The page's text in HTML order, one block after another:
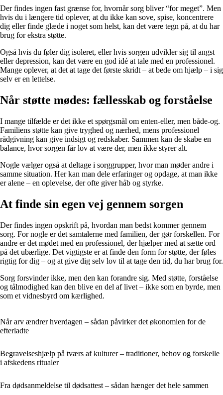
Der findes ingen fast grænse for, hvornår sorg bliver “for meget”. Men
hvis du i længere tid oplever, at du ikke kan sove, spise, koncentrere
dig eller finde glæde i noget som helst, kan det være tegn på, at du har
brug for ekstra støtte.
Også hvis du føler dig isoleret, eller hvis sorgen udvikler sig til angst
eller depression, kan det være en god idé at tale med en professionel.
Mange oplever, at det at tage det første skridt – at bede om hjælp – i sig
selv er en lettelse.
Når støtte mødes: fællesskab og forståelse
I mange tilfælde er det ikke et spørgsmål om enten-eller, men både-og.
Familiens støtte kan give tryghed og nærhed, mens professionel
rådgivning kan give indsigt og redskaber. Sammen kan de skabe en
balance, hvor sorgen får lov at være der, men ikke styrer alt.
Nogle vælger også at deltage i sorggrupper, hvor man møder andre i
samme situation. Her kan man dele erfaringer og opdage, at man ikke
er alene – en oplevelse, der ofte giver håb og styrke.
At finde sin egen vej gennem sorgen
Der findes ingen opskrift på, hvordan man bedst kommer gennem
sorg. For nogle er det samtalerne med familien, der gør forskellen. For
andre er det mødet med en professionel, der hjælper med at sætte ord
på det ubærlige. Det vigtigste er at finde den form for støtte, der føles
rigtig for dig – og at give dig selv lov til at tage den tid, du har brug for.
Sorg forsvinder ikke, men den kan forandre sig. Med støtte, forståelse
og tålmodighed kan den blive en del af livet – ikke som en byrde, men
som et vidnesbyrd om kærlighed.
Når arv ændrer hverdagen – sådan påvirker det økonomien for de
efterladte
Begravelseshjælp på tværs af kulturer – traditioner, behov og forskelle
i afskedens ritualer
Fra dødsanmeldelse til dødsattest – sådan hænger det hele sammen